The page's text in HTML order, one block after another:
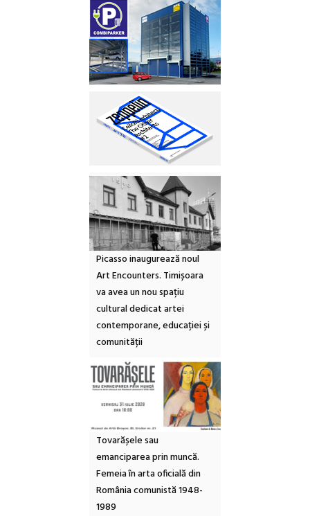
Picasso inaugurează noul
Art Encounters. Timișoara
va avea un nou spațiu
cultural dedicat artei
contemporane, educației și
comunității
Tovarășele sau
emanciparea prin muncă.
Femeia în arta oficială din
România comunistă 1948-
1989